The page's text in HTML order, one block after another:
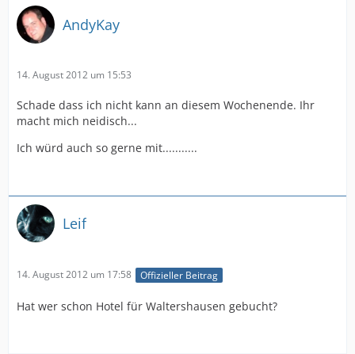
AndyKay
14. August 2012 um 15:53
Schade dass ich nicht kann an diesem Wochenende. Ihr
macht mich neidisch...
Ich würd auch so gerne mit...........
Leif
14. August 2012 um 17:58 Offizieller Beitrag
Hat wer schon Hotel für Waltershausen gebucht?